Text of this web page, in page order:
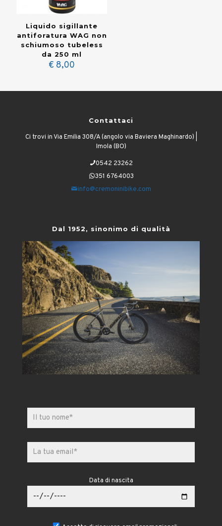
Liquido sigillante
antiforatura WAG non
schiumoso tubeless
da 250 ml
€ 8,00
Contattaci
Ci trovi in Via Emilia 308/A (angolo via Baviera Maghinardo) |
Imola (BO)
0542 23262
351 6764003
info@cremoninibike.com
Dal 1952, sinonimo di qualità
Data di nascita